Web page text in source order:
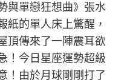
與單戀狂想曲》張水
紙的單人床上驚醒，
頂傳來了一陣震耳欲
！今日星座運勢超級
！由於月球剛剛打了